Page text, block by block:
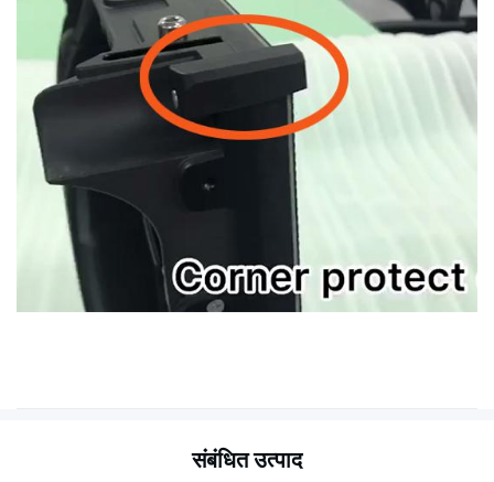
संबंधित उत्पाद